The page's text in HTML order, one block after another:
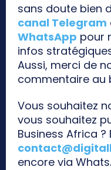
sans doute bien
canal Telegram
WhatsApp pour
infos
Aussi, merci de
commentaire au
Vous souhaitez
vous souhaitez
Business Africa
encore via